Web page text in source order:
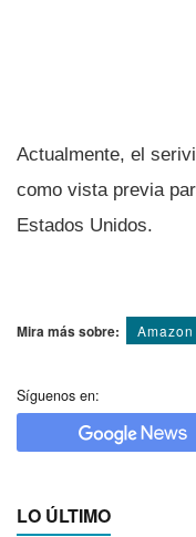
Actualmente, el
como vista previa
Estados Unidos.
Mira más sobre: Amazon
Síguenos en:
LO ÚLTIMO